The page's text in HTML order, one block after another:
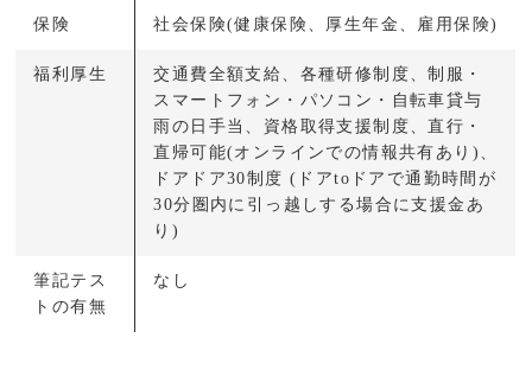
保険 社会保険(健康保険、厚生年金、雇用保険)
福利厚生
交通費全額支給、各種研修制度、制服・
スマートフォン・パソコン・自転車貸与
雨の日手当、資格取得支援制度、直行・
直帰可能(オンラインでの情報共有あり)、
ドアドア30制度 (ドアtoドアで通勤時間が
30分圏内に引っ越しする場合に支援金あ
り)
筆記テス
トの有無
なし